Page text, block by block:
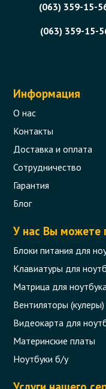
(063) 359-15-
(063) 359-15-
Информация
О нас
Контакты
Доставка и оплата
Сотрудничество
Гарантия
Блог
У нас Вы можете
Блоки питания для
Клавиатуры для
Матрица для
Вентиляторы (кулеры)
Видеокарта для
Материнские платы
Ноутбуки б/у